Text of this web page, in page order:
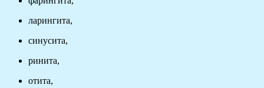
ларингита,
синусита,
ринита,
отита,